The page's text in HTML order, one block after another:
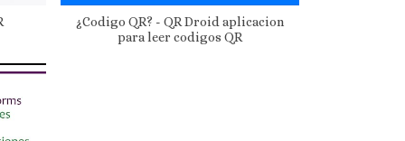
¿Codigo QR? - QR Droid aplicacion
para leer codigos QR